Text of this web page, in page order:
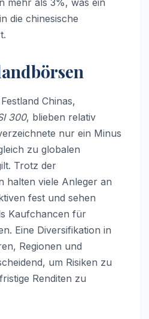
die chinesische
Chinas,
300, blieben relativ
nur ein Minus
zu globalen
Trotz der
halten viele Anleger an
fest und sehen
Kaufchancen für
Eine Diversifikation in
Regionen und
um Risiken zu
Renditen zu